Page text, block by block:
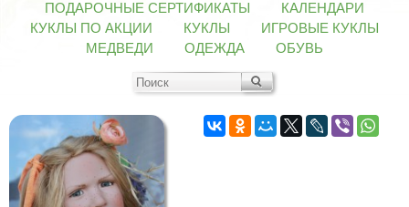
ПОДАРОЧНЫЕ СЕРТИФИКАТЫ
КАЛЕНДАРИ
КУКЛЫ ПО АКЦИИ
КУКЛЫ
ИГРОВЫЕ КУКЛЫ
МЕДВЕДИ
ОДЕЖДА ОБУВЬ